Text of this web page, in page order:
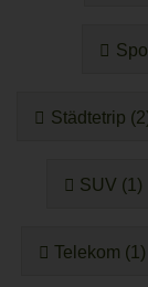
Städtetrip
SUV (1)
Telekom (1)